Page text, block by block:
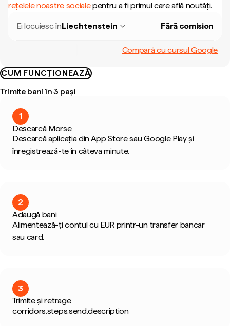
rețelele noastre socialepentru a fi primul care află noutăți.
Ei locuiesc înLiechtenstein Fără comision
Compară cu cursul Google
CUM FUNCȚIONEAZĂ
Trimite bani în 3 pași
1
Descarcă Morse
Descarcă aplicația din App Store sau Google Play și
înregistrează-te în câteva minute.
2
Adaugă bani
Alimentează-ți contul cu EUR printr-un transfer bancar
sau card.
3
Trimite și retrage
corridors.steps.send.description